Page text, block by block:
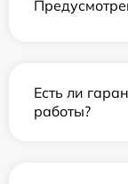
Есть ли
работы?